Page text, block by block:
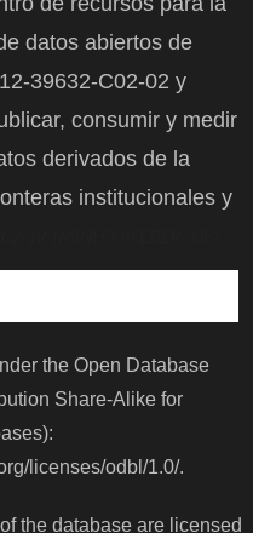
datos abiertos de
39632-C02-02 y
consumir y medir
derivados de la
institucionales y
the Open Database
Share-Alike for
licenses/odbl/1.0/.
the database are licensed